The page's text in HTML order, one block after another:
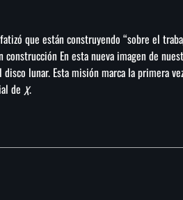
que están construyendo “sobre el
construcción En esta nueva imagen de
lunar. Esta misión marca la primera
de X.